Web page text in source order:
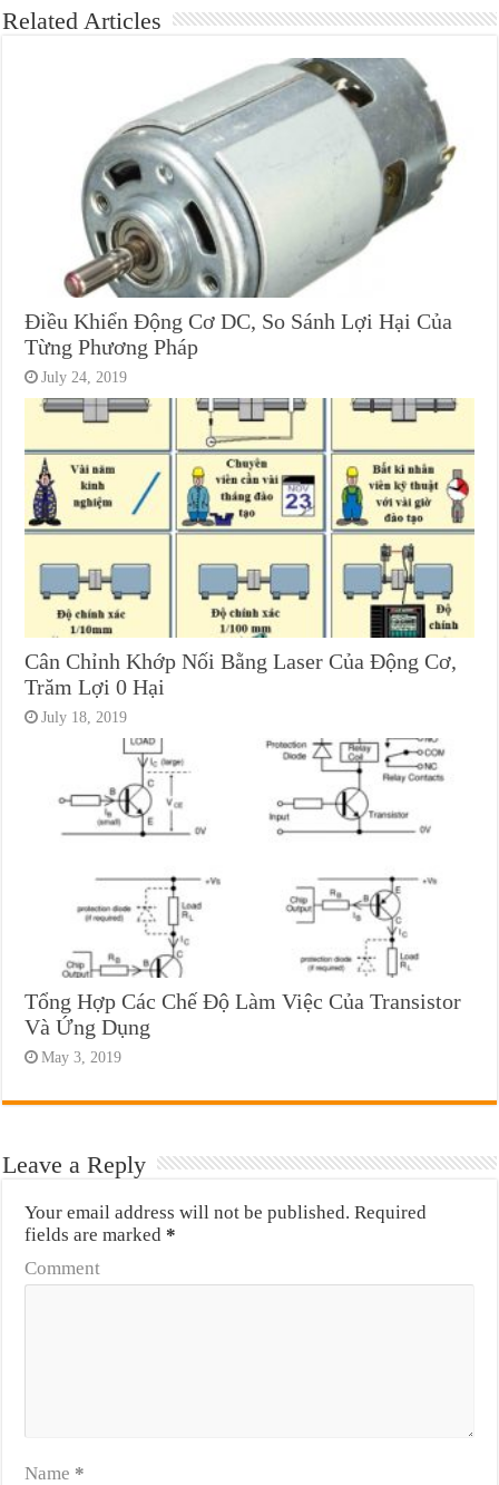
Related Articles
Điều Khiển Động Cơ DC, So Sánh Lợi Hại Của
Từng Phương Pháp
July 24, 2019
Cân Chỉnh Khớp Nối Bằng Laser Của Động Cơ,
Trăm Lợi 0 Hại
July 18, 2019
Tổng Hợp Các Chế Độ Làm Việc Của Transistor
Và Ứng Dụng
May 3, 2019
Leave a Reply
Your email address will not be published. Required
fields are marked*
Comment
Name *